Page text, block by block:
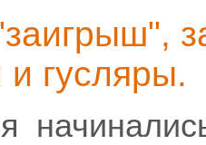
гусляры.